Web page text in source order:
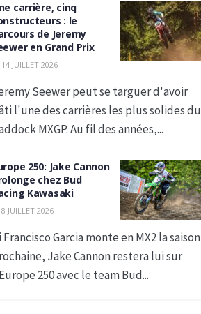
carrière, cinq
: le
de Jeremy
en Grand Prix
14 JUILLET 2026
Seewer peut se targuer d'avoir
l'une des carrières les plus solides du
MXGP. Au fil des années,...
250: Jake Cannon
chez Bud
Kawasaki
8 JUILLET 2026
Francisco Garcia monte en MX2 la saison
Jake Cannon restera lui sur
250 avec le team Bud...